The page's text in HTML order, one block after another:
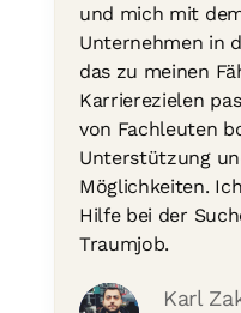
und mich mit
Unternehmen in
das zu meinen
Karrierezielen
von Fachleuten
Unterstützung
Möglichkeiten.
Hilfe bei der
Traumjob.
Karl